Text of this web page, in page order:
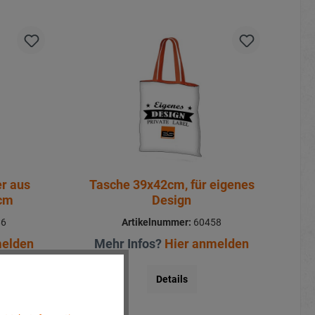
aus
Tasche 39x42cm, für eigenes
Design
Artikelnummer: 60458
Mehr Infos? Hier anmelden
Details